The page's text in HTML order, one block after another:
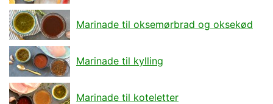
Marinade til oksemørbrad og oksekød
Marinade til kylling
Marinade til koteletter